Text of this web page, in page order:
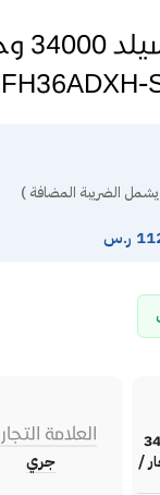
الضريبة المضافة )
/
العلامة
جري